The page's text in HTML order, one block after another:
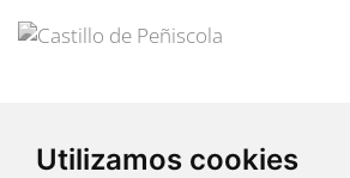
Utilizamos cookies